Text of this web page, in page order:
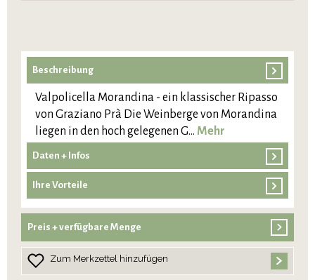
Beschreibung
Valpolicella Morandina - ein klassischer Ripasso
von Graziano Prà Die Weinberge von Morandina
liegen in den hoch gelegenen G… Mehr
Daten + Infos
Ihre Vorteile
Preis + verfügbare Menge
Zum Merkzettel hinzufügen